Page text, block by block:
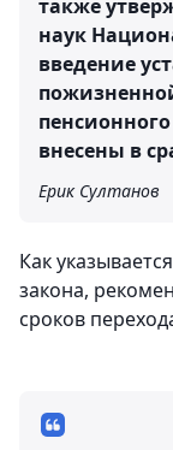
также
наук
введение
внесены в
Ерик Султанов
Как
закона,
сроков